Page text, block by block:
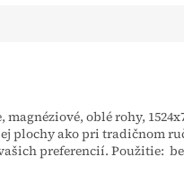
oblé rohy,
plochy ako pri tradičnom
preferencií. Použitie: